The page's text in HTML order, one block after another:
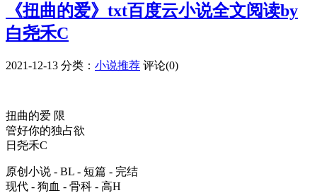
《扭曲的爱》txt百度云小说全文阅读by
白尧禾C
2021-12-13 分类： 小说推荐 评论(0)
扭曲的爱 限
管好你的独占欲
日尧禾C
原创小说 - BL - 短篇 - 完结
现代 - 狗血 - 骨科 - 高H